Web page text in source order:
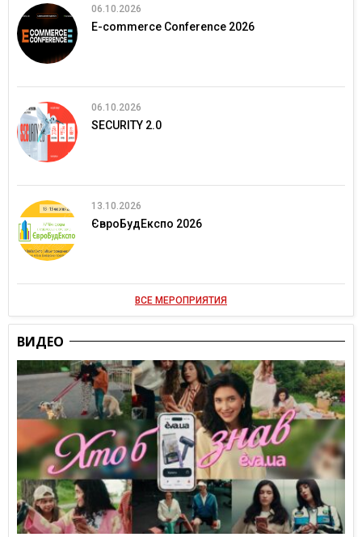
06.10.2026
E-commerce Conference 2026
06.10.2026
SECURITY 2.0
13.10.2026
ЄвроБудЕкспо 2026
ВСЕ МЕРОПРИЯТИЯ
ВИДЕО